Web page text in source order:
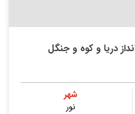
دریا و کوه و‌ جنگل
شهر
نور